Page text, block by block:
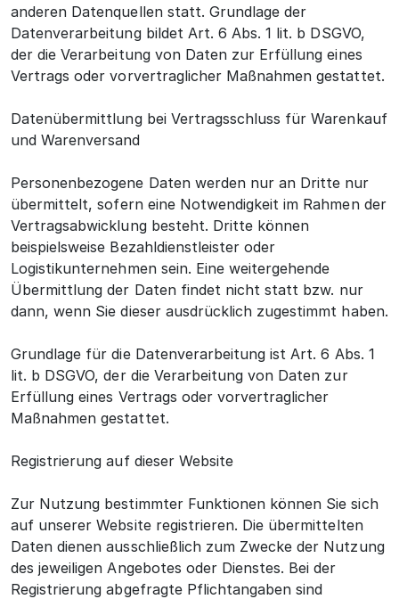
anderen Datenquellen statt. Grundlage der
Datenverarbeitung bildet Art. 6 Abs. 1 lit. b DSGVO,
der die Verarbeitung von Daten zur Erfüllung eines
Vertrags oder vorvertraglicher Maßnahmen gestattet.
Datenübermittlung bei Vertragsschluss für Warenkauf
und Warenversand
Personenbezogene Daten werden nur an Dritte nur
übermittelt, sofern eine Notwendigkeit im Rahmen der
Vertragsabwicklung besteht. Dritte können
beispielsweise Bezahldienstleister oder
Logistikunternehmen sein. Eine weitergehende
Übermittlung der Daten findet nicht statt bzw. nur
dann, wenn Sie dieser ausdrücklich zugestimmt haben.
Grundlage für die Datenverarbeitung ist Art. 6 Abs. 1
lit. b DSGVO, der die Verarbeitung von Daten zur
Erfüllung eines Vertrags oder vorvertraglicher
Maßnahmen gestattet.
Registrierung auf dieser Website
Zur Nutzung bestimmter Funktionen können Sie sich
auf unserer Website registrieren. Die übermittelten
Daten dienen ausschließlich zum Zwecke der Nutzung
des jeweiligen Angebotes oder Dienstes. Bei der
Registrierung abgefragte Pflichtangaben sind